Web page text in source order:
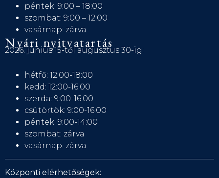
péntek: 9:00 – 18:00
szombat: 9:00 – 12:00
vasárnap: zárva
Nyári nyitvatartás
2026. június 15-től augusztus 30-ig:
hétfő: 12:00-18:00
kedd: 12:00-16:00
szerda: 9:00-16:00
csütörtök: 9:00-16:00
péntek: 9:00-14:00
szombat: zárva
vasárnap: zárva
Központi elérhetőségek: